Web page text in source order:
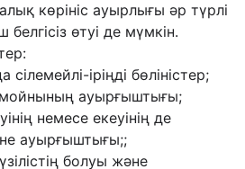
көрініс ауырлығы əр түрлі
белгісіз өтуі де мүмкін.
іріңді бөліністер;
ауырғыштығы;
немесе екеуінің де
ауырғыштығы;;
болуы жəне